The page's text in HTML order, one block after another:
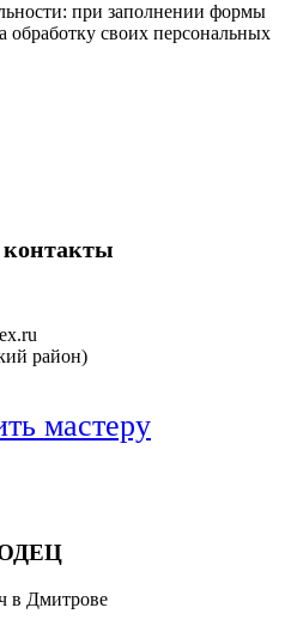
при заполнении формы
обработку своих персональных
район)
мастеру
в Дмитрове